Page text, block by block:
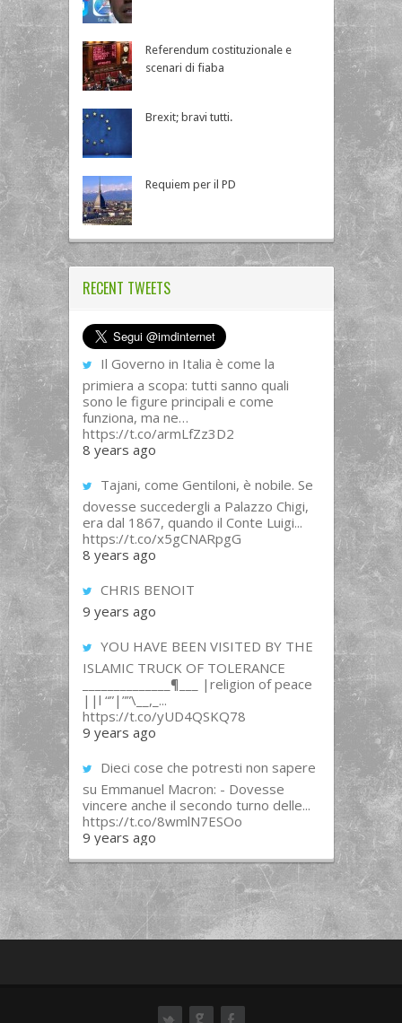
Referendum costituzionale e
scenari di fiaba
Brexit; bravi tutti.
Requiem per il PD
RECENT TWEETS
Il Governo in Italia è come la
primiera a scopa: tutti sanno quali
sono le figure principali e come
funziona, ma ne…
https://t.co/armLfZz3D2
8 years ago
Tajani, come Gentiloni, è nobile. Se
dovesse succedergli a Palazzo Chigi,
era dal 1867, quando il Conte Luigi...
https://t.co/x5gCNARpgG
8 years ago
CHRIS BENOIT
9 years ago
YOU HAVE BEEN VISITED BY THE
ISLAMIC TRUCK OF TOLERANCE
______________¶___ |religion of peace
||l “”|””\__,_...
https://t.co/yUD4QSKQ78
9 years ago
Dieci cose che potresti non sapere
su Emmanuel Macron: - Dovesse
vincere anche il secondo turno delle...
https://t.co/8wmlN7ESOo
9 years ago